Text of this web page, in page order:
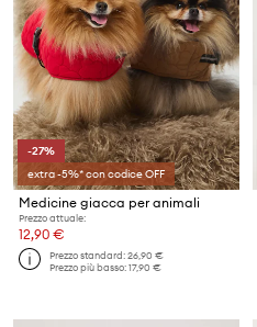
-27%
extra -5%* con codice OFF
Medicine giacca per animali
Prezzo attuale:
12,90 €
Prezzo standard:26,90 €
Prezzo più basso:17,90 €